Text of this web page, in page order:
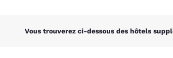
Vous trouverez ci-dessous des hôtels